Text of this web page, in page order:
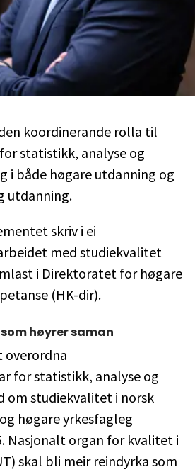
koordinerande rolla til
statistikk, analyse og
i både høgare utdanning og
utdanning.
skriv i ei
med studiekvalitet
i Direktoratet for høgare
(HK-dir).
høyrer saman
overordna
for statistikk, analyse og
om studiekvalitet i norsk
høgare yrkesfagleg
Nasjonalt organ for kvalitet i
skal bli meir reindyrka som